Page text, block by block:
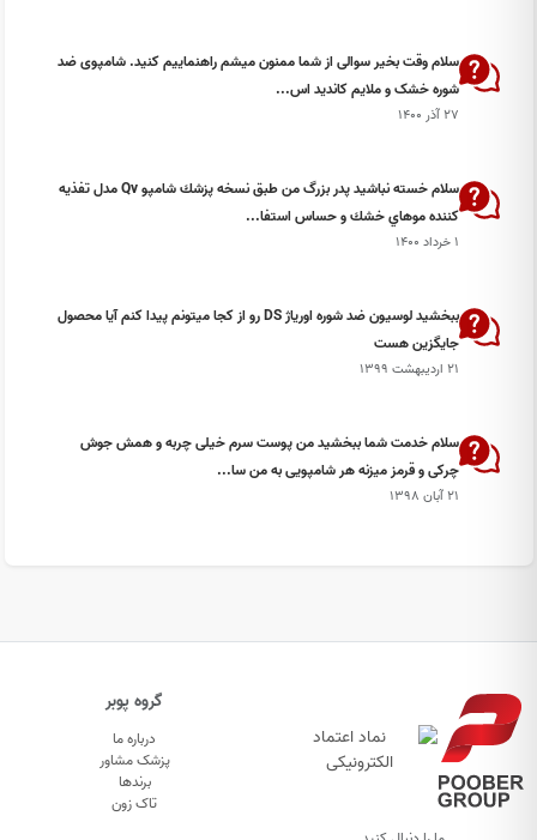
سلام وقت بخیر سوالی از شما ممنون میشم راهنماییم کنید. شامپوی ضد
شوره خشک و ملایم کاندید اس...
۲۷ آذر ۱۴۰۰
سلام خسته نباشيد پدر بزرگ من طبق نسخه پزشك شامپو Qv مدل تفذيه
كننده موهاي خشك و حساس استفا...
۱ خرداد ۱۴۰۰
ببخشید لوسیون ضد شوره اوریاژ DS رو از کجا میتونم پیدا کنم آیا محصول
جایگزین هست
۲۱ اردیبهشت ۱۳۹۹
سلام خدمت شما ببخشید من پوست سرم خیلی چربه و همش جوش
چرکی و قرمز میزنه هر شامپویی به من سا...
۲۱ آبان ۱۳۹۸
گروه پوبر
درباره ما
پزشک مشاور
برندها
تاک زون